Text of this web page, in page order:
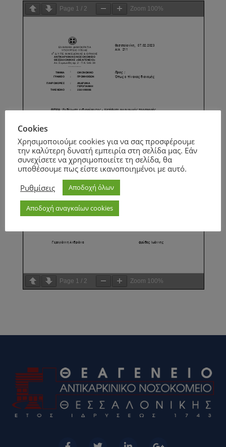
Page 1 / 2 Zoom 100%
Page 1 / 2 Zoom 100%
Cookies
Χρησιμοποιούμε cookies για να σας προσφέρουμε
την καλύτερη δυνατή εμπειρία στη σελίδα μας. Εάν
συνεχίσετε να χρησιμοποιείτε τη σελίδα, θα
υποθέσουμε πως είστε ικανοποιημένοι με αυτό.
Ρυθμίσεις
Αποδοχή όλων
Αποδοχή αναγκαίων cookies